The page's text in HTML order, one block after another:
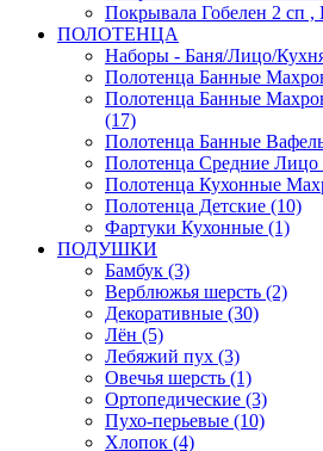
Покрывала Гобелен 2 сп ,
ПОЛОТЕНЦА
Наборы - Баня/Лицо/
Полотенца Банные
Полотенца Банные
(17)
Полотенца Банные
Полотенца Средние Лицо
Полотенца Кухонные
Полотенца Детские (10)
Фартуки Кухонные (1)
ПОДУШКИ
Бамбук (3)
Верблюжья шерсть (2)
Декоративные (30)
Лён (5)
Лебяжий пух (3)
Овечья шерсть (1)
Ортопедические (3)
Пухо-перьевые (10)
Хлопок (4)